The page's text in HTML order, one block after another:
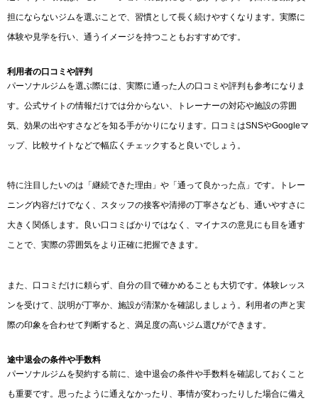
担にならないジムを選ぶことで、習慣として長く続けやすくなります。実際に
体験や見学を行い、通うイメージを持つこともおすすめです。
利用者の口コミや評判
パーソナルジムを選ぶ際には、実際に通った人の口コミや評判も参考になりま
す。公式サイトの情報だけでは分からない、トレーナーの対応や施設の雰囲
気、効果の出やすさなどを知る手がかりになります。口コミはSNSやGoogleマ
ップ、比較サイトなどで幅広くチェックすると良いでしょう。
特に注目したいのは「継続できた理由」や「通って良かった点」です。トレー
ニング内容だけでなく、スタッフの接客や清掃の丁寧さなども、通いやすさに
大きく関係します。良い口コミばかりではなく、マイナスの意見にも目を通す
ことで、実際の雰囲気をより正確に把握できます。
また、口コミだけに頼らず、自分の目で確かめることも大切です。体験レッス
ンを受けて、説明が丁寧か、施設が清潔かを確認しましょう。利用者の声と実
際の印象を合わせて判断すると、満足度の高いジム選びができます。
途中退会の条件や手数料
パーソナルジムを契約する前に、途中退会の条件や手数料を確認しておくこと
も重要です。思ったように通えなかったり、事情が変わったりした場合に備え